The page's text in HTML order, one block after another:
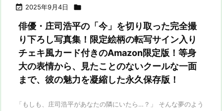
 2025年9月4日 
俳優・庄司浩平の「今」を切り取った完全撮
り下ろし写真集！限定絵柄の転写サイン入り
チェキ風カード付きのAmazon限定版！等身
大の表情から、見たことのないクールな一面
まで、彼の魅力を凝縮した永久保存版！
「もしも、庄司浩平があなたの隣にいたら…？」 そんな夢のよう